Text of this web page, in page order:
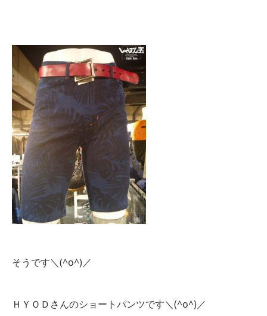
そうです＼(^o^)／
ＨＹＯＤさんのショートパンツです＼(^o^)／